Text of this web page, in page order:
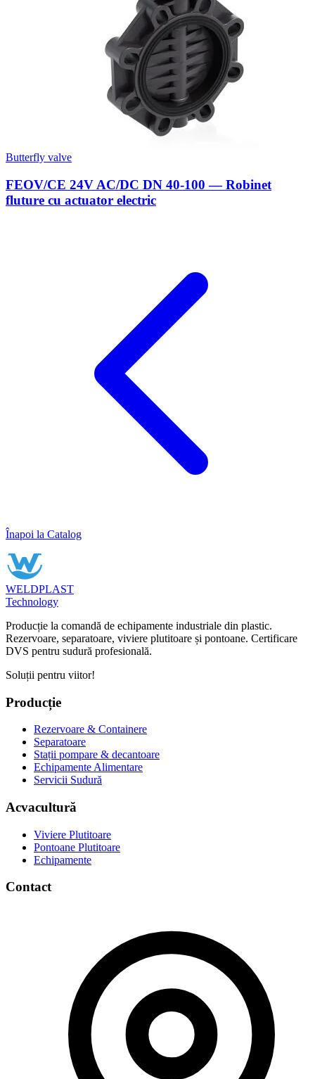
Butterfly valve
FEOV/CE 24V AC/DC DN 40-100 — Robinet
fluture cu actuator electric
Înapoi la Catalog
WELDPLAST
Technology
Producție la comandă de echipamente industriale din plastic.
Rezervoare, separatoare, viviere plutitoare și pontoane. Certificare
DVS pentru sudură profesională.
Soluții pentru viitor!
Producție
Rezervoare & Containere
Separatoare
Stații pompare & decantoare
Echipamente Alimentare
Servicii Sudură
Acvacultură
Viviere Plutitoare
Pontoane Plutitoare
Echipamente
Contact